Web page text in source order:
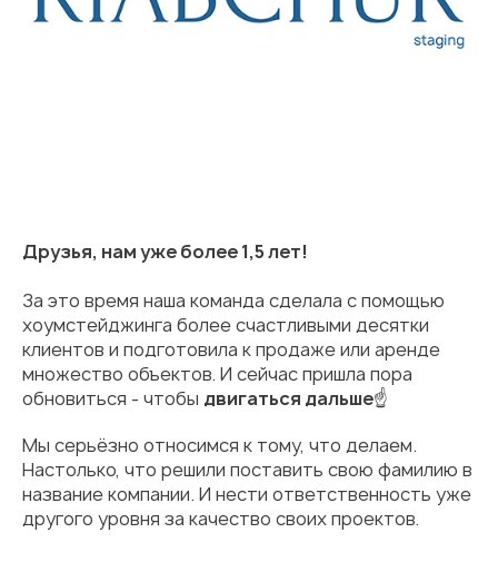
Друзья, нам уже более 1,5 лет!
За это время наша команда сделала с помощью
хоумстейджинга более счастливыми десятки
клиентов и подготовила к продаже или аренде
множество объектов. И сейчас пришла пора
обновиться - чтобы двигаться дальше☝️
Мы серьёзно относимся к тому, что делаем.
Настолько, что решили поставить свою фамилию в
название компании. И нести ответственность уже
другого уровня за качество своих проектов.